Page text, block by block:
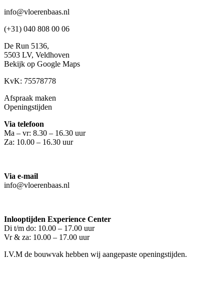
info@vloerenbaas.nl
(+31) 040 808 00 06
De Run 5136,
5503 LV, Veldhoven
Bekijk op Google Maps
KvK: 75578778
Afspraak maken
Openingstijden
Via telefoon
Ma – vr: 8.30 – 16.30 uur
Za: 10.00 – 16.30 uur
Via e-mail
info@vloerenbaas.nl
Inlooptijden Experience Center
Di t/m do: 10.00 – 17.00 uur
Vr & za: 10.00 – 17.00 uur
I.V.M de bouwvak hebben wij aangepaste openingstijden.